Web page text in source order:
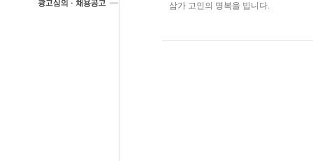
삼가 고인의 명복을 빕니다.